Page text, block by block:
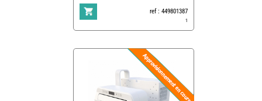
ref : 449801387
1